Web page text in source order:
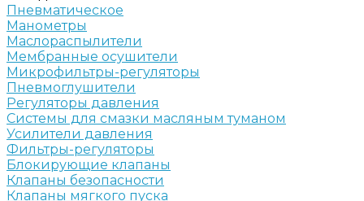
Пневматическое
Манометры
Маслораспылители
Мембранные осушители
Микрофильтры-регуляторы
Пневмоглушители
Регуляторы давления
Системы для смазки масляным туманом
Усилители давления
Фильтры-регуляторы
Блокирующие клапаны
Клапаны безопасности
Клапаны мягкого пуска